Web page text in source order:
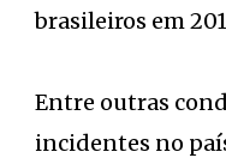
brasileiros em
Entre outras
incidentes no